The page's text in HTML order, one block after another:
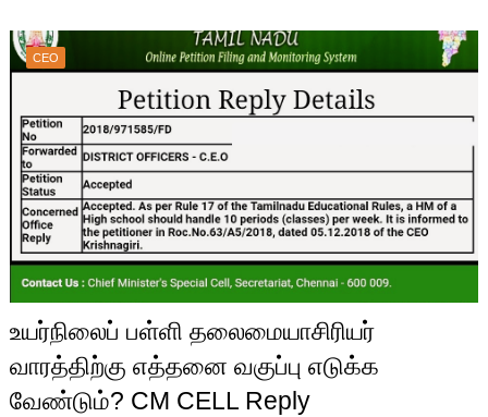
CEO
உயர்நிலைப் பள்ளி தலைமையாசிரியர்
வாரத்திற்கு எத்தனை வகுப்பு எடுக்க
வேண்டும்? CM CELL Reply